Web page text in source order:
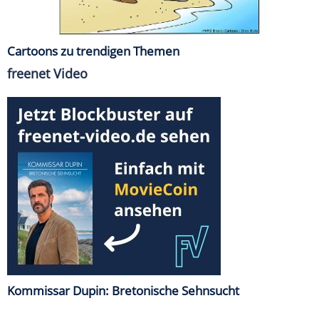
Cartoons zu trendigen Themen
freenet Video
Kommissar Dupin: Bretonische Sehnsucht